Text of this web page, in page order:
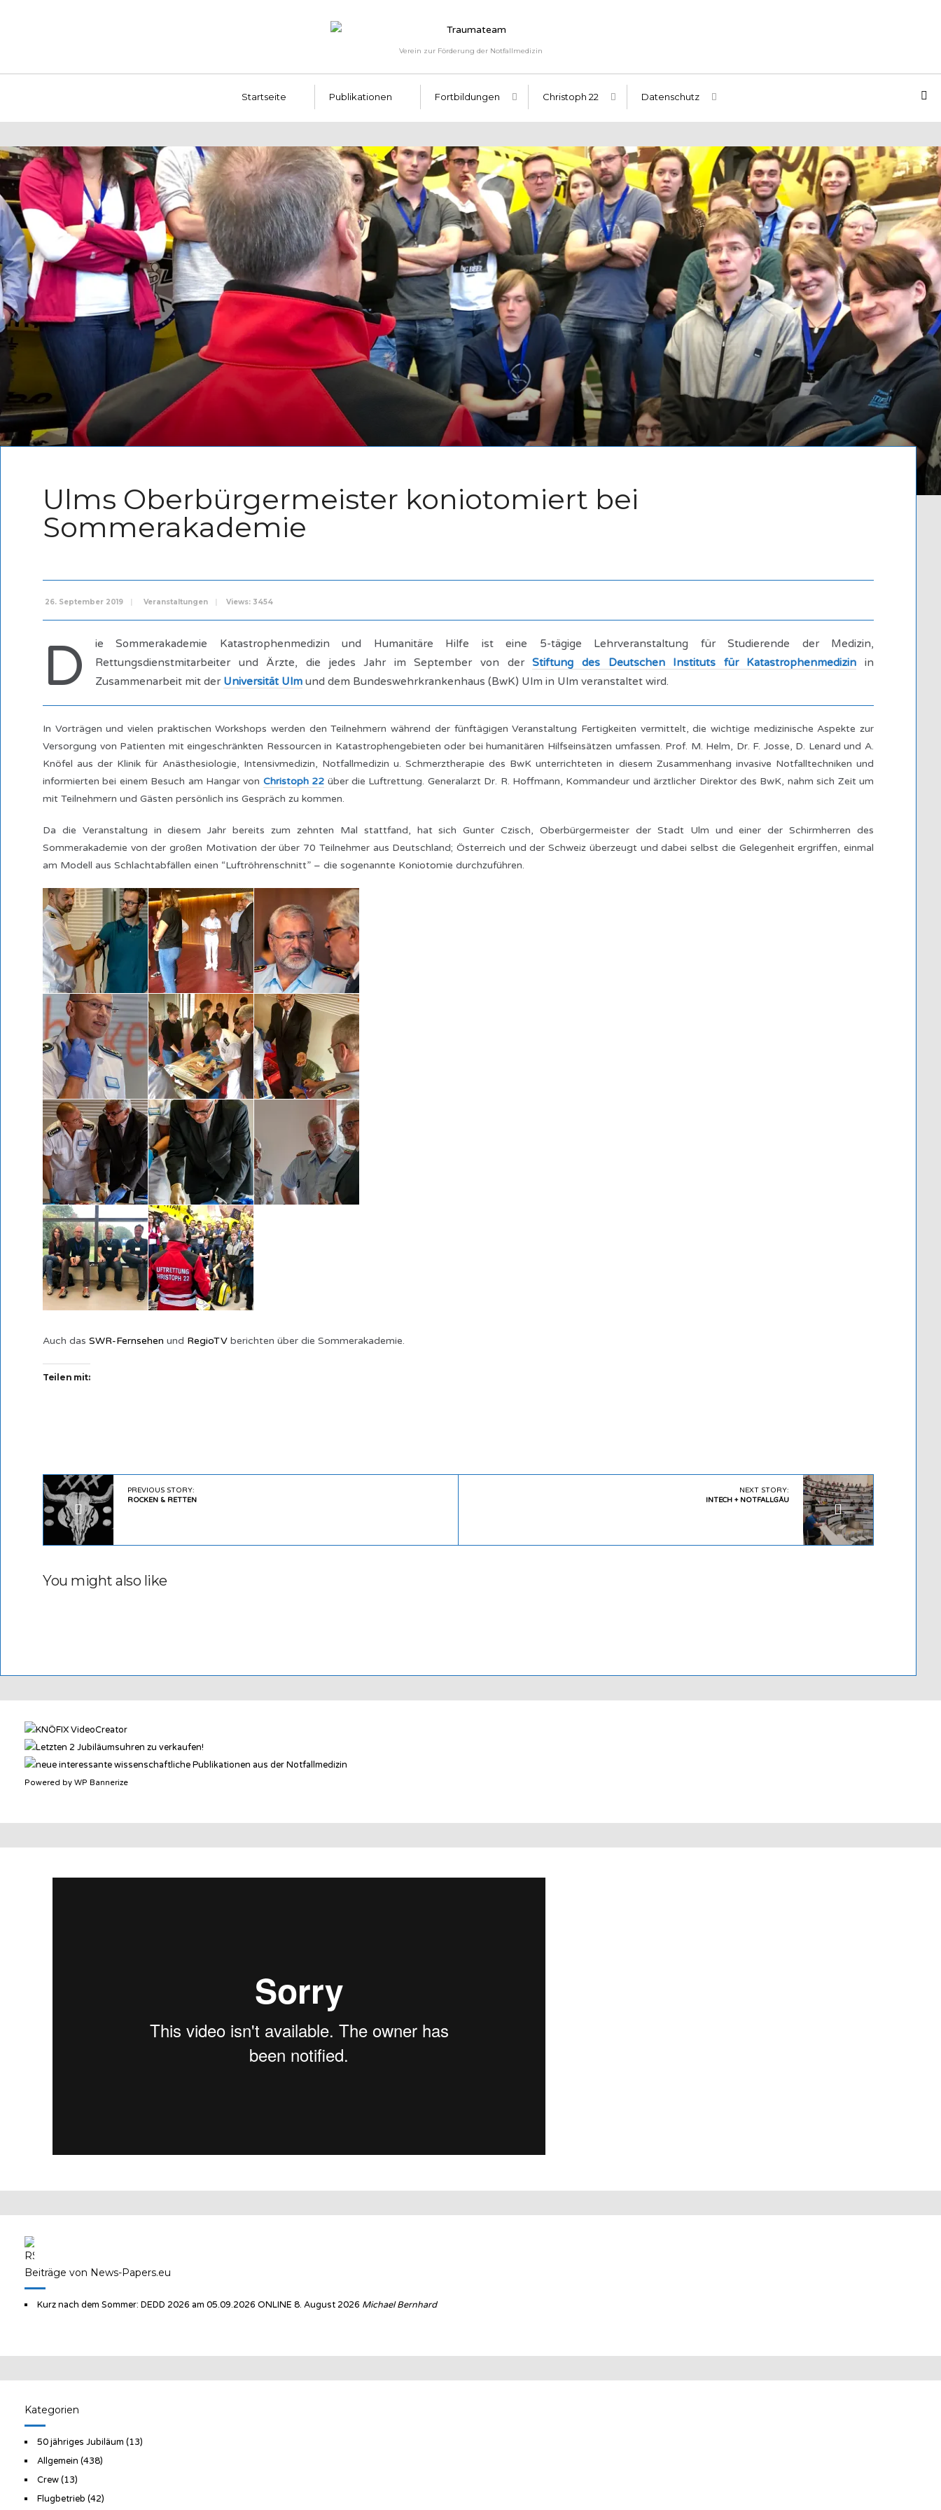
Verein zur Förderung der Notfallmedizin
Startseite Publikationen Fortbildungen Christoph 22 Datenschutz
Ulms Oberbürgermeister koniotomiert bei
Sommerakademie
26. September 2019 | Veranstaltungen | Views: 3454
D
ie Sommerakademie Katastrophenmedizin und Humanitäre Hilfe ist eine 5-tägige Lehrveranstaltung für Studierende der Medizin,
Rettungsdienstmitarbeiter und Ärzte, die jedes Jahr im September von derStiftung des Deutschen Instituts für Katastrophenmedizin in
Zusammenarbeit mit der Universität Ulm und dem Bundeswehrkrankenhaus (BwK) Ulm in Ulm veranstaltet wird.
In Vorträgen und vielen praktischen Workshops werden den Teilnehmern während der fünftägigen Veranstaltung Fertigkeiten vermittelt, die wichtige medizinische Aspekte zur
Versorgung von Patienten mit eingeschränkten Ressourcen in Katastrophengebieten oder bei humanitären Hilfseinsätzen umfassen. Prof. M. Helm, Dr. F. Josse, D. Lenard und A.
Knöfel aus der Klinik für Anästhesiologie, Intensivmedizin, Notfallmedizin u. Schmerztherapie des BwK unterrichteten in diesem Zusammenhang invasive Notfalltechniken und
informierten bei einem Besuch am Hangar von Christoph 22 über die Luftrettung. Generalarzt Dr. R. Hoffmann, Kommandeur und ärztlicher Direktor des BwK, nahm sich Zeit um
mit Teilnehmern und Gästen persönlich ins Gespräch zu kommen.
Da die Veranstaltung in diesem Jahr bereits zum zehnten Mal stattfand, hat sich Gunter Czisch, Oberbürgermeister der Stadt Ulm und einer der Schirmherren des
Sommerakademie von der großen Motivation der über 70 Teilnehmer aus Deutschland; Österreich und der Schweiz überzeugt und dabei selbst die Gelegenheit ergriffen, einmal
am Modell aus Schlachtabfällen einen “Luftröhrenschnitt” – die sogenannte Koniotomie durchzuführen.
Auch das SWR-Fernsehen und RegioTV berichten über die Sommerakademie.
Teilen mit:
PREVIOUS STORY:
ROCKEN & RETTEN
NEXT STORY:
INTECH + NOTFALLGÄU
You might also like
Powered by WP Bannerize
Beiträge von News-Papers.eu
Kurz nach dem Sommer: DEDD 2026 am 05.09.2026 ONLINE 8. August 2026 Michael Bernhard
Kategorien
50 jähriges Jubiläum (13)
Allgemein (438)
Crew(13)
Flugbetrieb (42)